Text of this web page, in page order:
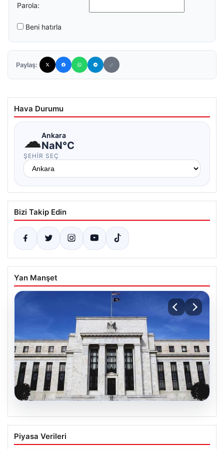
Parola:
Beni hatırla
Paylaş:
Hava Durumu
☁Ankara
NaN°C
ŞEHIR SEÇ
Bizi Takip Edin
Yan Manşet
06.08.2026
Fed faizi sabit tuttu
Piyasa Verileri